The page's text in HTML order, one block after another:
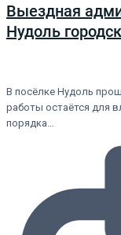
Выездная
Нудоль
В посёлке Нудоль
работы остаётся для
порядка…